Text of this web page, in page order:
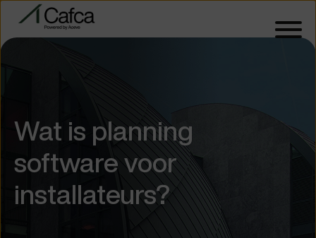
Wat is planning
software voor
installateurs?